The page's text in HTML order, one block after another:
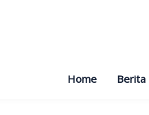
Home Berita